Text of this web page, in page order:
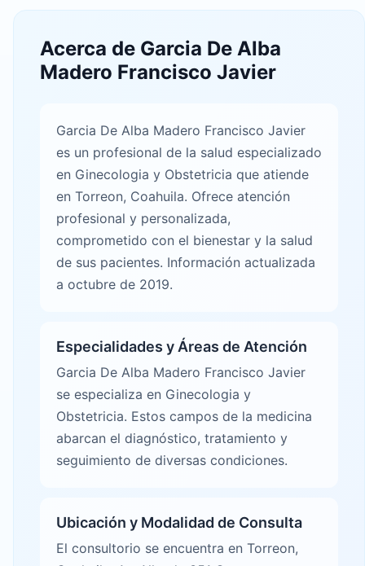
Acerca de Garcia De Alba
Madero Francisco Javier
Garcia De Alba Madero Francisco Javier
es un profesional de la salud especializado
en Ginecologia y Obstetricia que atiende
en Torreon, Coahuila. Ofrece atención
profesional y personalizada,
comprometido con el bienestar y la salud
de sus pacientes. Información actualizada
a octubre de 2019.
Especialidades y Áreas de Atención
Garcia De Alba Madero Francisco Javier
se especializa en Ginecologia y
Obstetricia. Estos campos de la medicina
abarcan el diagnóstico, tratamiento y
seguimiento de diversas condiciones.
Ubicación y Modalidad de Consulta
El consultorio se encuentra en Torreon,